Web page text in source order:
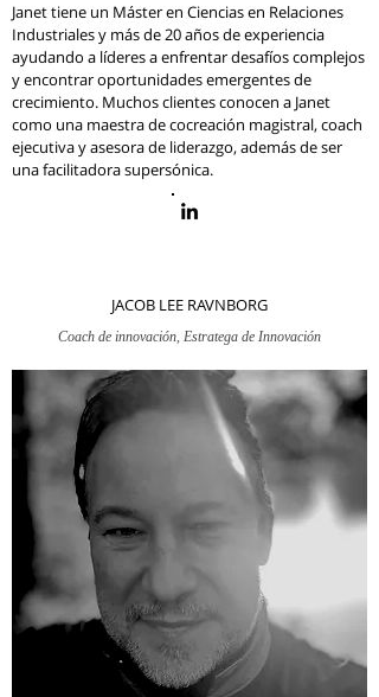
Janet tiene un Máster en Ciencias en Relaciones
Industriales y más de 20 años de experiencia
ayudando a líderes a enfrentar desafíos complejos
y encontrar oportunidades emergentes de
crecimiento. Muchos clientes conocen a Janet
como una maestra de cocreación magistral, coach
ejecutiva y asesora de liderazgo, además de ser
una facilitadora supersónica.
JACOB LEE RAVNBORG
Coach de innovación, Estratega de Innovación